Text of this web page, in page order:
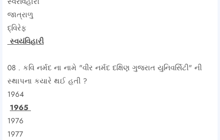
જાત્રાળુ
દ્વિરેફ
સ્વયંવિહારી
08 . કવિ નર્મદ ના નામે "વીર નર્મદ દક્ષિણ ગુજરાત યુનિવર્સિટી" ની
સ્થાપના કયારે થઈ હતી ?
1964
1965
1976
1977